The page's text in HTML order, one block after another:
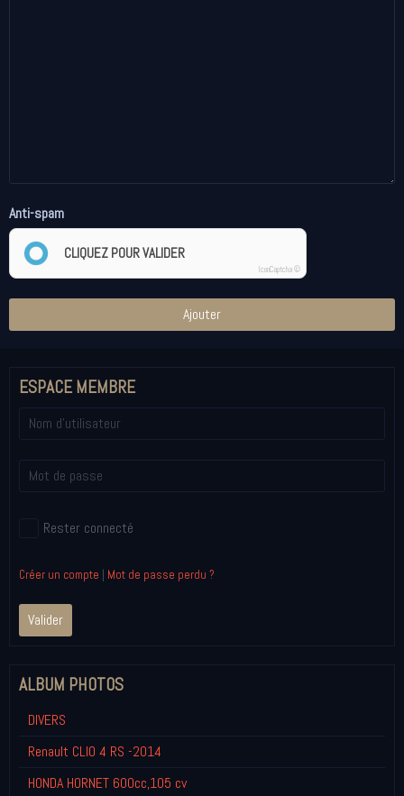
Anti-spam
CLIQUEZ POUR VALIDER
IconCaptcha ©
Ajouter
ESPACE MEMBRE
Rester connecté
Créer un compte | Mot de passe perdu ?
Valider
ALBUM PHOTOS
DIVERS
Renault CLIO 4 RS -2014
HONDA HORNET 600cc,105 cv